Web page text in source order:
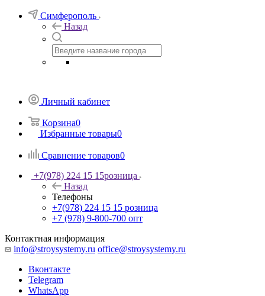
Симферополь
Назад
Личный кабинет
Корзина0
Избранные товары0
Сравнение товаров0
+7(978) 224 15 15розница
Назад
Телефоны
+7(978) 224 15 15 розница
+7 (978) 9-800-700 опт
Контактная информация
info@stroysystemy.ru office@stroysystemy.ru
Вконтакте
Telegram
WhatsApp